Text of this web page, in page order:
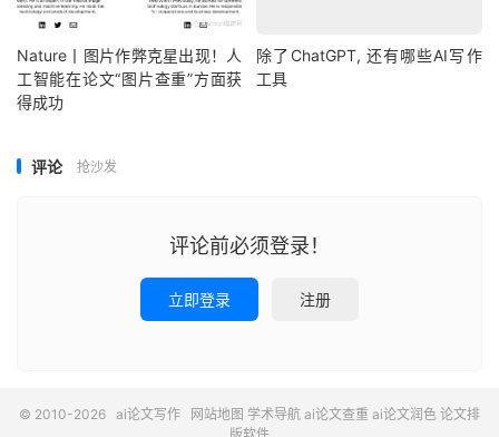
Nature丨图片作弊克星出现！人
工智能在论文“图片查重”方面获
得成功
除了ChatGPT, 还有哪些AI写作
工具
评论 抢沙发
评论前必须登录！
立即登录 注册
© 2010-2026 ai论文写作 网站地图 学术导航 ai论文查重 ai论文润色 论文排